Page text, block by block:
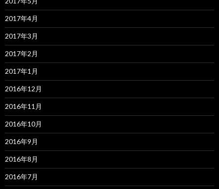
2017年4月
2017年3月
2017年2月
2017年1月
2016年12月
2016年11月
2016年10月
2016年9月
2016年8月
2016年7月